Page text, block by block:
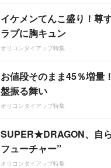
イケメンてんこ盛り！尊
ラブに胸キュン
オリコンタイアップ特集
お値段そのまま45％増量
盤振る舞い
オリコンタイアップ特集
SUPER★DRAGON、自
フューチャー”
オリコンタイアップ特集